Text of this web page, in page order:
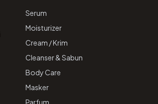
Serum
Moisturizer
Cream / Krim
Cleanser & Sabun
Body Care
Masker
Parfum